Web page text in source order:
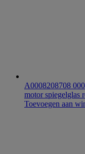
A0008208708
motor spiegelglas
Toevoegen aan